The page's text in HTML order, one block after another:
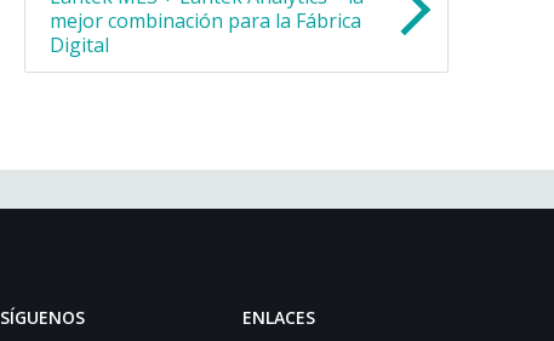
mejor combinación para la Fábrica
Digital
SÍGUENOS ENLACES